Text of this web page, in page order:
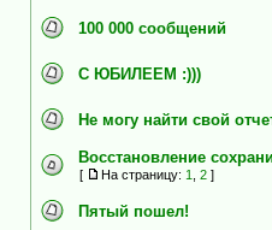
100 000 сообщений
C ЮБИЛЕЕМ :)))
Не могу найти свой
Восстановление
[ На страницу: 1 2 ]
Пятый пошел!